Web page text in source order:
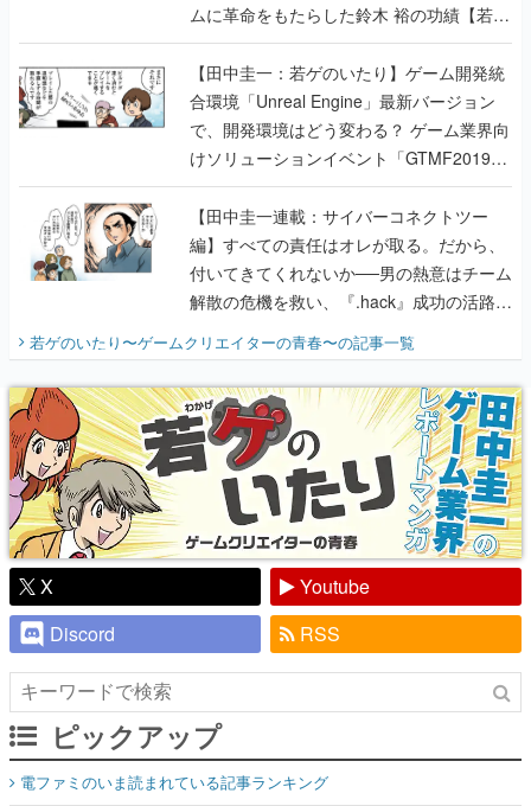
ムに革命をもたらした鈴木 裕の功績【若ゲ
のいたり】
【田中圭一：若ゲのいたり】ゲーム開発統
合環境「Unreal Engine」最新バージョン
で、開発環境はどう変わる？ ゲーム業界向
けソリューションイベント「GTMF2019」
に行って、より理解を深めよう【PR】
【田中圭一連載：サイバーコネクトツー
編】すべての責任はオレが取る。だから、
付いてきてくれないか──男の熱意はチーム
解散の危機を救い、『.hack』成功の活路を
開く。業界の快男児・松山 洋に流れる血は
『少年ジャンプ』色だった【若ゲのいた
り】
若ゲのいたり〜ゲームクリエイターの青春〜の記事一覧
X
Youtube
Discord
RSS
ピックアップ
電ファミのいま読まれている記事ランキング